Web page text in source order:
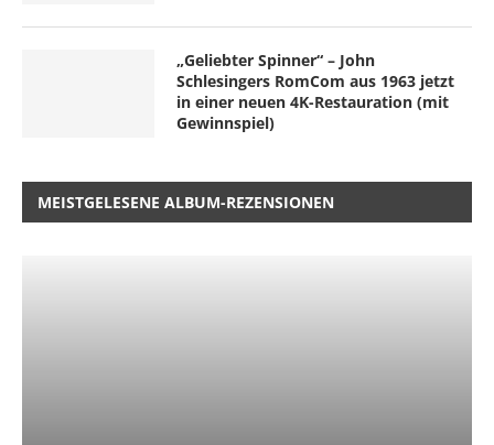
„Geliebter Spinner“ – John
Schlesingers RomCom aus 1963 jetzt
in einer neuen 4K-Restauration (mit
Gewinnspiel)
MEISTGELESENE ALBUM-REZENSIONEN